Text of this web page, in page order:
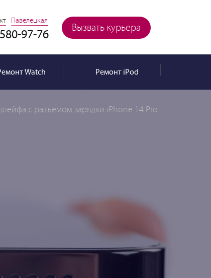
Вызвать курьера
Павелецкая
97-76
Watch РемонтiPod
с разъёмом зарядки iPhone 14 Pro